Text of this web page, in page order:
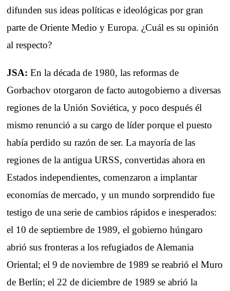
difunden sus ideas políticas e ideológicas por gran
parte de Oriente Medio y Europa. ¿Cuál es su opinión
al respecto?
JSA: En la década de 1980, las reformas de
Gorbachov otorgaron de facto autogobierno a diversas
regiones de la Unión Soviética, y poco después él
mismo renunció a su cargo de líder porque el puesto
había perdido su razón de ser. La mayoría de las
regiones de la antigua URSS, convertidas ahora en
Estados independientes, comenzaron a implantar
economías de mercado, y un mundo sorprendido fue
testigo de una serie de cambios rápidos e inesperados:
el 10 de septiembre de 1989, el gobierno húngaro
abrió sus fronteras a los refugiados de Alemania
Oriental; el 9 de noviembre de 1989 se reabrió el Muro
de Berlín; el 22 de diciembre de 1989 se abrió la